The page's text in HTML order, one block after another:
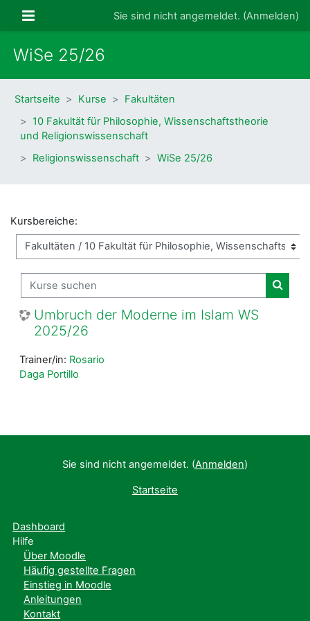
Website-ÜbersichtSie sind nicht angemeldet. (Anmelden)
WiSe 25/26
Startseite Kurse
Fakultäten
10 Fakultät für Philosophie, Wissenschaftstheorie
und Religionswissenschaft
Religionswissenschaft
WiSe 25/26
Kursbereiche:
Kurse suchen
Kurse
Umbruch der Moderne im Islam WS
2025/26
Trainer/in: Rosario
Daga Portillo
Sie sind nicht angemeldet. (Anmelden)
Startseite
Dashboard
Hilfe
Über Moodle
Häufig gestellte Fragen
Einstieg in Moodle
Anleitungen
Kontakt